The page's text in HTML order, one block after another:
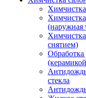
(наружная
снятием)
Обработка
стекла